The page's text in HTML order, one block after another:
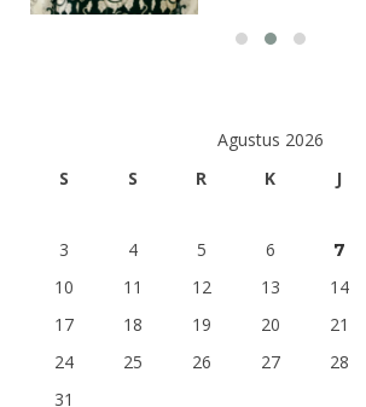
Agustus 2026
S
S R K J
3
4 5 6 7
10
11 12 13 14
17
18 19 20 21
24
25 26 27 28
31